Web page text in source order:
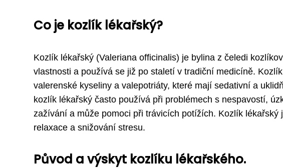
Co je kozlík lékařský?
Kozlík lékařský (Valeriana officinalis) je bylina z čeledi
vlastnosti a používá se již po staletí v tradiční medicíně.
valerenské kyseliny a valepotriáty, které mají sedativní a
kozlík lékařský často používá při problémech s nespavostí,
zažívání a může pomoci při trávicích potížích. Kozlík
relaxace a snižování stresu.
Původ a výskyt kozlíku lékařského.